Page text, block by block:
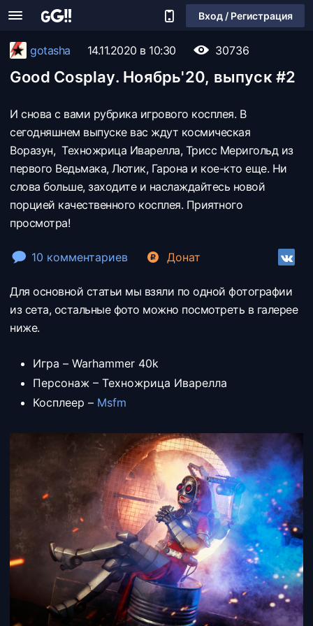
Вход / Регистрация
gotasha 14.11.2020 в 10:30 30736
Good Cosplay. Ноябрь'20, выпуск #2
И снова с вами рубрика игрового косплея. В
сегодняшнем выпуске вас ждут космическая
Воразун, Техножрица Иварелла, Трисс Меригольд из
первого Ведьмака, Лютик, Гарона и кое-кто еще. Ни
слова больше, заходите и наслаждайтесь новой
порцией качественного косплея. Приятного
просмотра!
10 комментариев Донат
Для основной статьи мы взяли по одной фотографии
из сета, остальные фото можно посмотреть в галерее
ниже.
Игра – Warhammer 40k
Персонаж – Техножрица Иварелла
Косплеер – Msfm